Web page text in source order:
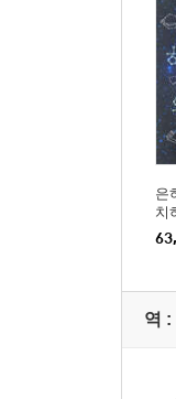
은
치
서
역 :